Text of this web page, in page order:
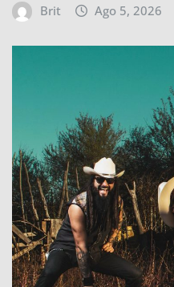
Brit Ago 5, 2026